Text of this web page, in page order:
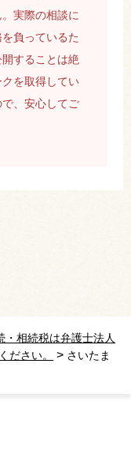
実際の相談に
負っているた
することは絶
を取得してい
、安心してご
・相続税は弁護士法人
ださい。
> さいたま